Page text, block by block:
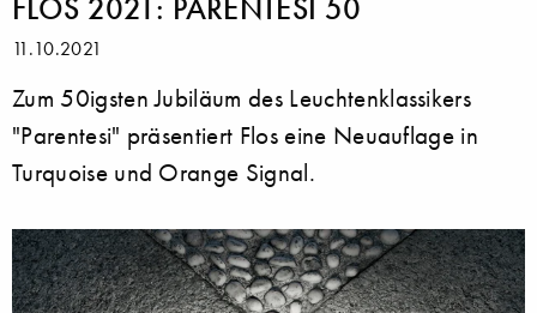
FLOS 2021: PARENTESI 50
11.10.2021
Zum 50igsten Jubiläum des Leuchtenklassikers
"Parentesi" präsentiert Flos eine Neuauflage in
Turquoise und Orange Signal.